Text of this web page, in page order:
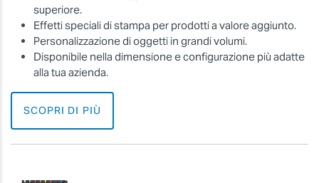
superiore.
Effetti speciali di stampa per prodotti a valore aggiunto.
Personalizzazione di oggetti in grandi volumi.
Disponibile nella dimensione e configurazione più adatte
alla tua azienda.
SCOPRI DI PIÙ